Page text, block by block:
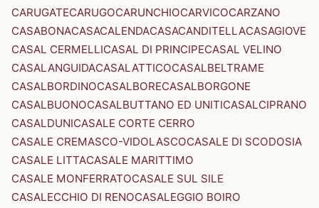
CARUGATECARUGOCARUNCHIOCARVICOCARZANO
CASABONACASACALENDACASACANDITELLACASAGIOVE
CASAL CERMELLICASAL DI PRINCIPECASAL VELINO
CASALANGUIDACASALATTICOCASALBELTRAME
CASALBORDINOCASALBORECASALBORGONE
CASALBUONOCASALBUTTANO ED UNITICASALCIPRANO
CASALDUNICASALE CORTE CERRO
CASALE CREMASCO-VIDOLASCOCASALE DI SCODOSIA
CASALE LITTACASALE MARITTIMO
CASALE MONFERRATOCASALE SUL SILE
CASALECCHIO DI RENOCASALEGGIO BOIRO